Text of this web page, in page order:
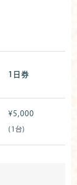
1日券
¥5,000
(1台)